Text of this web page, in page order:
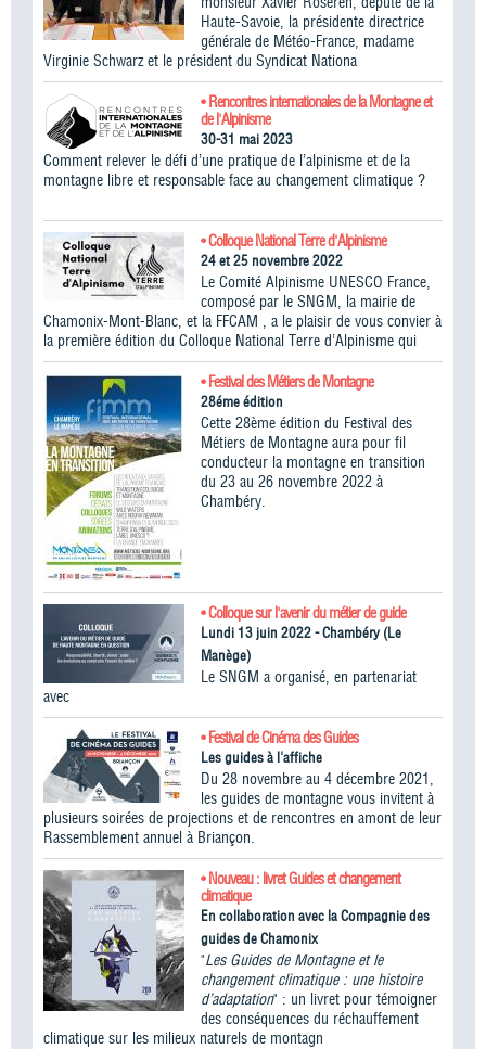
Haute-Savoie, la présidente directrice
générale de Météo-France, madame
Virginie Schwarz et le président du Syndicat Nationa
• Rencontres internationales de la Montagne et
de l'Alpinisme
30-31 mai 2023
Comment relever le défi d’une pratique de l’alpinisme et de la
montagne libre et responsable face au changement climatique ?
• Colloque National Terre d'Alpinisme
24 et 25 novembre 2022
Le Comité Alpinisme UNESCO France,
composé par le SNGM, la mairie de
Chamonix-Mont-Blanc, et la FFCAM , a le plaisir de vous convier à
la première édition du Colloque National Terre d’Alpinisme qui
• Festival des Métiers de Montagne
28éme édition
Cette 28ème édition du Festival des
Métiers de Montagne aura pour fil
conducteur la montagne en transition
du 23 au 26 novembre 2022 à
Chambéry.
• Colloque sur l'avenir du métier de guide
Lundi 13 juin 2022 - Chambéry (Le
Manège)
Le SNGM a organisé, en partenariat
avec
• Festival de Cinéma des Guides
Les guides à l'affiche
Du 28 novembre au 4 décembre 2021,
les guides de montagne vous invitent à
plusieurs soirées de projections et de rencontres en amont de leur
Rassemblement annuel à Briançon.
• Nouveau : livret Guides et changement
climatique
En collaboration avec la Compagnie des
guides de Chamonix
"Les Guides de Montagne et le
changement climatique : une histoire
d’adaptation" : un livret pour témoigner
des conséquences du réchauffement
climatique sur les milieux naturels de montagn